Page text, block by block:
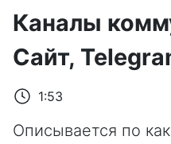
Каналы
Сайт,
1:53
Описывается по